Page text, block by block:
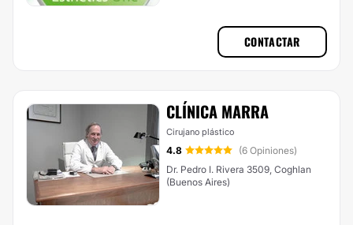
CONTACTAR
CLÍNICA MARRA
Cirujano plástico
4.8
(6 Opiniones)
Dr. Pedro I. Rivera 3509, Coghlan
(Buenos Aires)